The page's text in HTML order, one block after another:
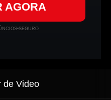
AGORA
•SEGURO
de Video